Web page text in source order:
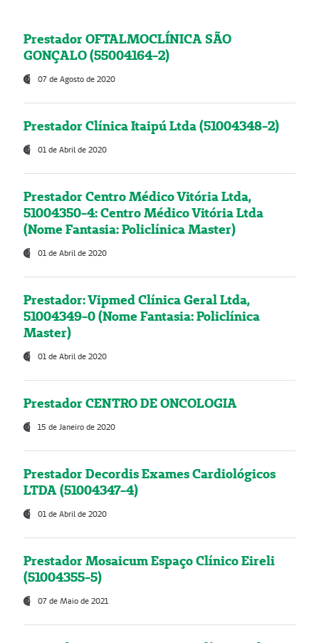
Prestador OFTALMOCLÍNICA SÃO
GONÇALO (55004164-2)
07 de Agosto de 2020
Prestador Clínica Itaipú Ltda (51004348-2)
01 de Abril de 2020
Prestador Centro Médico Vitória Ltda,
51004350-4: Centro Médico Vitória Ltda
(Nome Fantasia: Policlínica Master)
01 de Abril de 2020
Prestador: Vipmed Clínica Geral Ltda,
51004349-0 (Nome Fantasia: Policlínica
Master)
01 de Abril de 2020
Prestador CENTRO DE ONCOLOGIA
15 de Janeiro de 2020
Prestador Decordis Exames Cardiológicos
LTDA (51004347-4)
01 de Abril de 2020
Prestador Mosaicum Espaço Clínico Eireli
(51004355-5)
07 de Maio de 2021